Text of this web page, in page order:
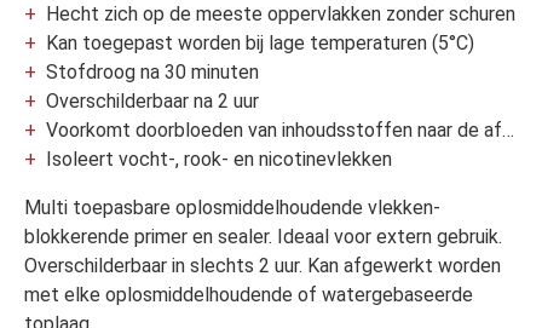
Hecht zich op de meeste oppervlakken zonder schuren
Kan toegepast worden bij lage temperaturen (5°C)
Stofdroog na 30 minuten
Overschilderbaar na 2 uur
Voorkomt doorbloeden van inhoudsstoffen naar de afwerklaag (ceder en redwood)
Isoleert vocht-, rook- en nicotinevlekken
Multi toepasbare oplosmiddelhoudende vlekken-
blokkerende primer en sealer. Ideaal voor extern gebruik.
Overschilderbaar in slechts 2 uur. Kan afgewerkt worden
met elke oplosmiddelhoudende of watergebaseerde